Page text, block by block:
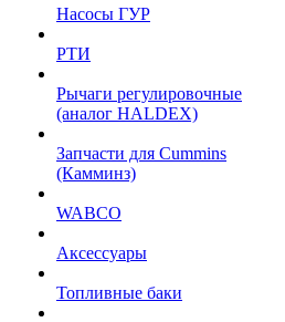
Насосы ГУР
РТИ
Рычаги регулировочные
(аналог HALDEX)
Запчасти для Cummins
(Камминз)
WABCO
Аксессуары
Топливные баки